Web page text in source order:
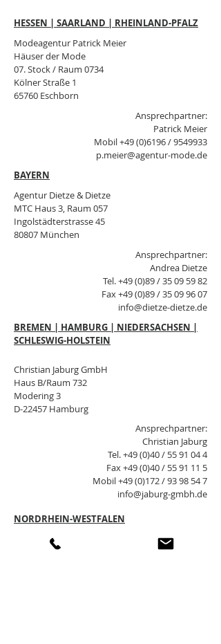
HESSEN | SAARLAND | RHEINLAND-PFALZ
Modeagentur Patrick Meier
Häuser der Mode
07. Stock / Raum 0734
Kölner Straße 1
65760 Eschborn
Ansprechpartner:
Patrick Meier
Mobil +49 (0)6196 /9549933
p.meier@agentur-mode.de
BAYERN
Agentur Dietze & Dietze
MTC Haus 3, Raum 057
Ingolstädterstrasse 45
80807 München
Ansprechpartner:
Andrea Dietze
Tel. +49 (0)89 /35 09 59 82
Fax +49 (0)89 /35 09 96 07
info@dietze-dietze.de
BREMEN | HAMBURG | NIEDERSACHSEN |
SCHLESWIG-HOLSTEIN
Christian Jaburg GmbH
Haus B/Raum 732
Modering 3
D-22457 Hamburg
Ansprechpartner:
Christian Jaburg
Tel. +49 (0)40 / 55 91 04 4
Fax +49 (0)40 / 55 91 11 5
Mobil +49 (0)172 /93 98 54 7
info@jaburg-gmbh.de
NORDRHEIN-WESTFALEN
Stefan Oetting